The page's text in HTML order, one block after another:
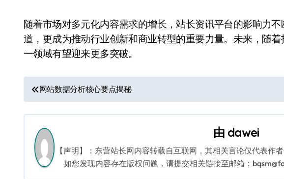
随着市场对多元化内容需求的增长，站长资讯平台的影响力
道，更成为推动行业创新和商业转型的重要力量。未来，随
一领域有望迎来更多突破。
文
章
导
航
网站数据分析核心要点揭秘
由 dawei
【声明】：东营站长网内容转载自互联网，其相关言论仅代表作
如您发现内容存在版权问题，请提交相关链接至邮箱：